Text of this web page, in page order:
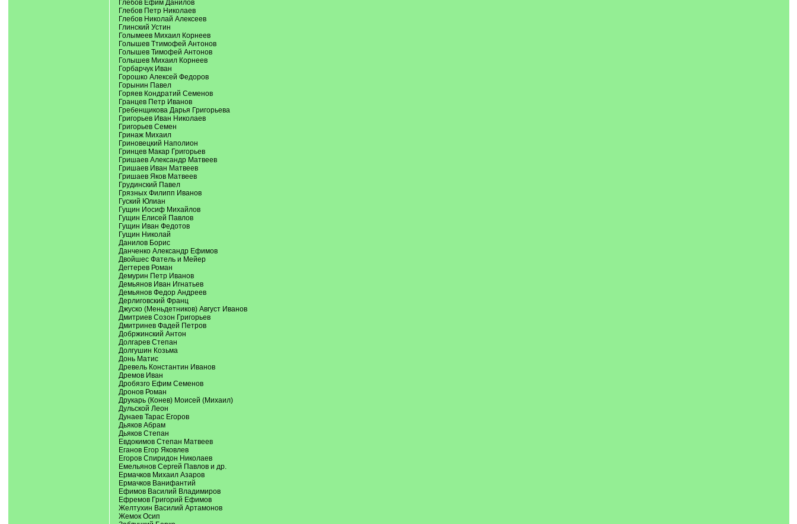
Глебов Ефим Данилов
Глебов Петр Николаев
Глебов Николай Алексеев
Глинский Устин
Голымеев Михаил Корнеев
Голышев Ттимофей Антонов
Голышев Тимофей Антонов
Голышев Михаил Корнеев
Горбарчук Иван
Горошко Алексей Федоров
Горынин Павел
Горяев Кондратий Семенов
Гранцев Петр Иванов
Гребенщикова Дарья Григорьева
Григорьев Иван Николаев
Григорьев Семен
Гринаж Михаил
Гриновецкий Наполион
Гринцев Макар Григорьев
Гришаев Александр Матвеев
Гришаев Иван Матвеев
Гришаев Яков Матвеев
Грудинский Павел
Грязных Филипп Иванов
Гуский Юлиан
Гущин Иосиф Михайлов
Гущин Елисей Павлов
Гущин Иван Федотов
Гущин Николай
Данилов Борис
Данченко Александр Ефимов
Двойшес Фатель и Мейер
Дегтерев Роман
Демурин Петр Иванов
Демьянов Иван Игнатьев
Демьянов Федор Андреев
Дерлиговский Франц
Джуско (Меньдетников) Август Иванов
Дмитриев Созон Григорьев
Дмитринев Фадей Петров
Добржинский Антон
Долгарев Степан
Долгушин Козьма
Донь Матис
Древель Константин Иванов
Дремов Иван
Дробязго Ефим Семенов
Дронов Роман
Друкарь (Конев) Моисей (Михаил)
Дульской Леон
Дунаев Тарас Егоров
Дьяков Абрам
Дьяков Степан
Евдокимов Степан Матвеев
Еганов Егор Яковлев
Егоров Спиридон Николаев
Емельянов Сергей Павлов и др.
Ермачков Михаил Азаров
Ермачков Ванифантий
Ефимов Василий Владимиров
Ефремов Григорий Ефимов
Желтухин Василий Артамонов
Жемок Осип